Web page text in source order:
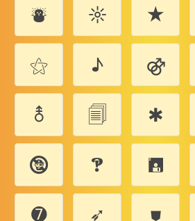
⛇ ☼ ★
⚝
♪ ⚣
⚨
🗐 ✱
🕲
🙹 🖪
➐
➶ ⛊